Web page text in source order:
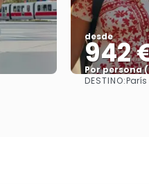
desde
942
Por persona
DESTINO:París